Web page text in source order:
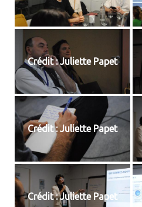
Crédit : Juliette Papet
Crédit : Juliette Papet
Crédit : Juliette Papet